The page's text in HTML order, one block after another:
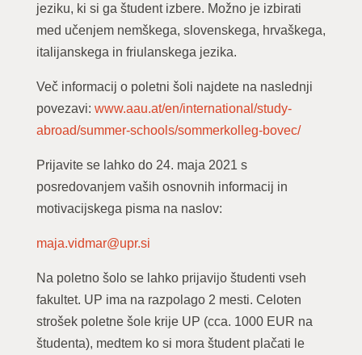
jeziku, ki si ga študent izbere. Možno je izbirati
med učenjem nemškega, slovenskega, hrvaškega,
italijanskega in friulanskega jezika.
Več informacij o poletni šoli najdete na naslednji
povezavi: www.aau.at/en/international/study-
abroad/summer-schools/sommerkolleg-bovec/
Prijavite se lahko do 24. maja 2021 s
posredovanjem vaših osnovnih informacij in
motivacijskega pisma na naslov:
maja.vidmar@upr.si
Na poletno šolo se lahko prijavijo študenti vseh
fakultet. UP ima na razpolago 2 mesti. Celoten
strošek poletne šole krije UP (cca. 1000 EUR na
študenta), medtem ko si mora študent plačati le